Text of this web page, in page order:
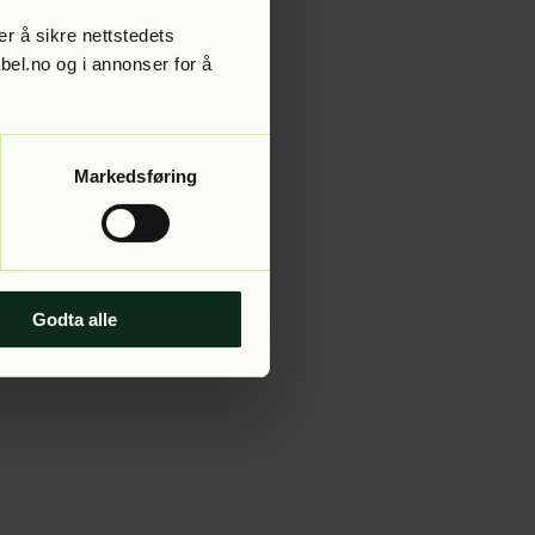
å sikre nettstedets
og i annonser for å
Markedsføring
Godta alle